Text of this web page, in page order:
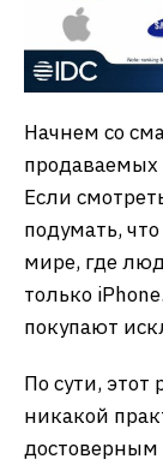
Начнем со
продаваемых
Если
подумать,
мире, где
только
покупают
По сути, этот
никакой
достоверным